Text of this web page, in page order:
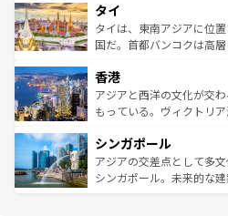
リティに包まれながら、
わってみ
覧を参照してほしい。
急速な発展と共に伝統が
ーチミン市のフランス統
醸し出している。また、
とつ。フォーやバインミー
ひ現地で味わいたい。ど
が旅行者を迎えてくれる
参照してほしい。
タイ
タイは、東南アジアに位
国だ。首都バンコクは高
の活気が交差している。北
帯で自然と触れ合い、南
いビーチでリゾート気分
激する。気候は一年中温
が待っている。親しみや
た文化、そして多様な観
香港
アジアと西洋の文化が交
もっている。ヴィクトリ
み、どこを訪れても感動
ており、効率よく見どこ
うな絶景から文化的な体
シンガポール
アジアの交差点として多
シンガポール。未来的な